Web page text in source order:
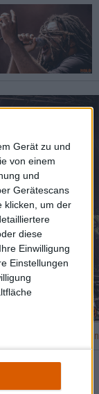
Gerät zu und
von einem
und
Gerätescans
klicken, um der
diese
Einwilligung
Einstellungen
Galerie in groß öffnen